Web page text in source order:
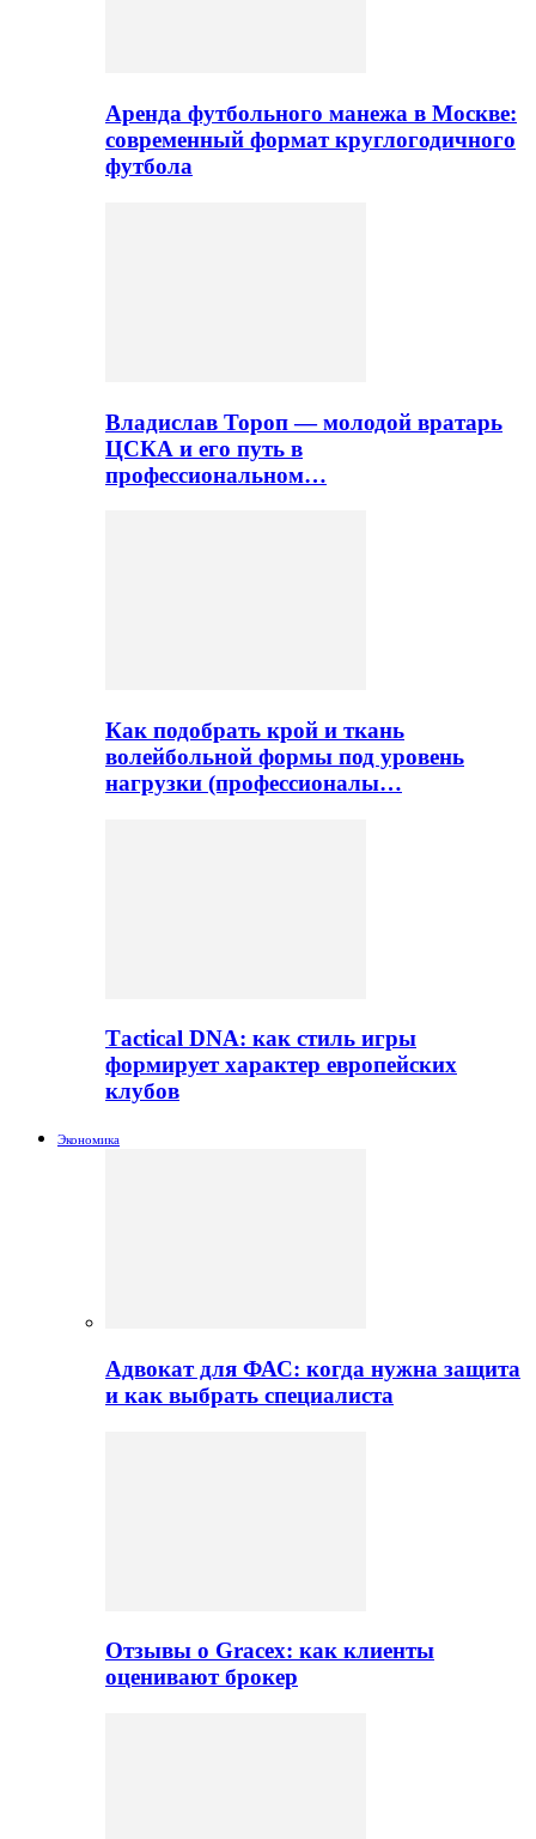
Аренда футбольного манежа в Москве:
современный формат круглогодичного
футбола
Владислав Тороп — молодой вратарь
ЦСКА и его путь в
профессиональном…
Как подобрать крой и ткань
волейбольной формы под уровень
нагрузки (профессионалы…
Тactical DNA: как стиль игры
формирует характер европейских
клубов
Экономика
Адвокат для ФАС: когда нужна защита
и как выбрать специалиста
Отзывы о Gracex: как клиенты
оценивают брокер